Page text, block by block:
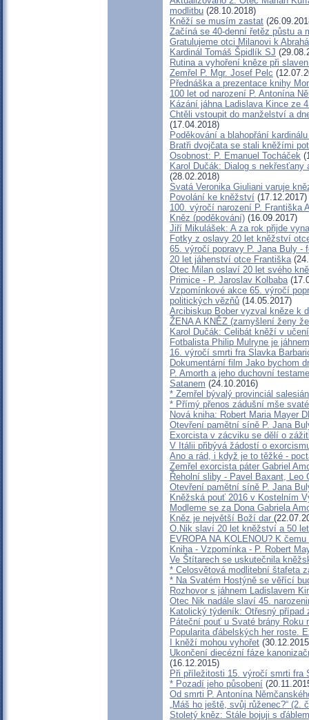
modlitbu (28.10.2018)
Kněží se musím zastat
Začíná se 40-denní řetěz půstu a
Gratulujeme otci Milanovi k
Kardinál Tomáš Špidlík SJ
Rutina a vyhoření kněze při
Zemřel P. Mgr. Josef Pelc
Přednáška a prezentace knihy
100 let od narození P. Antonína
Kázání jáhna Ladislava Kince ze
Chtěli vstoupit do manželství a
(17.04.2018)
Poděkování a blahopřání
Bratři dvojčata se stali kněžími
Osobnost: P. Emanuel Tocháček
Karol Dučák: Dialog s
(28.02.2018)
Svatá Veronika Giuliani varuje
Povolání ke kněžství (17.12.2017)
100. výročí narození P. Františka
Kněz (poděkování) (16.09.2017)
Jiří Mikulášek: A za rok přijde
Fotky z oslavy 20 let kněžství
65. výročí popravy P. Jana Buly -
20 let jáhenství otce Františka
Otec Milan oslaví 20 let svého
Primice - P. Jaroslav Kolbaba
Vzpomínkové akce 65. výročí
politických vězňů (14.05.2017)
Arcibiskup Bober vyzval kněze k
ŽENA A KNĚZ (zamyšlení ženy
Karol Dučák: Celibát kněží v
Fotbalista Philip Mulryne je
16. výročí smrti fra Slavka
Dokumentární film Jako bychom
P. Amorth a jeho duchovní
Satanem (24.10.2016)
* Zemřel bývalý provinciál
* Přímý přenos zádušní mše
Nová kniha: Robert Maria Mayer
Otevření pamětní síně P. Jana
Exorcista v zácviku se dělí o
V Itálii přibývá žádostí o
Ano a rád, i když je to těžké -
Zemřel exorcista páter Gabriel
Řeholní sliby - Pavel Baxant, Leo
Otevření pamětní síně P. Jana
Kněžská pouť 2016 v Kostelním
Modleme se za Dona Gabriela
Kněz je největší Boží dar
O.Nik slaví 20 let kněžství a 50
EVROPA NA KOLENOU? K
Kniha - Vzpomínka - P. Robert
Ve Štítarech se uskutečnila
* Celosvětová modlitební štafeta
* Na Svatém Hostýně se věřící
Rozhovor s jáhnem Ladislavem
Otec Nik nadále slaví 45.
Katolický týdeník: Otřesný
Páteční pouť u Svaté brány Roku
Popularita ďábelských her roste.
I kněží mohou vyhořet
Ukončení diecézní fáze
(16.12.2015)
Při příležitosti 15. výročí smrti fra
* Pozadí jeho působení
Od smrti P. Antonína
„Máš ho ještě, svůj růženec?“ (2.
Stoletý kněz: Stále bojuji s ďáblem